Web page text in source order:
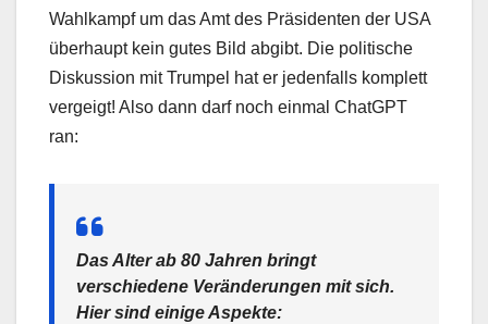
Wahlkampf um das Amt des Präsidenten der USA
überhaupt kein gutes Bild abgibt. Die politische
Diskussion mit Trumpel hat er jedenfalls komplett
vergeigt! Also dann darf noch einmal ChatGPT
ran:
Das Alter ab 80 Jahren bringt
verschiedene Veränderungen mit sich.
Hier sind einige Aspekte: